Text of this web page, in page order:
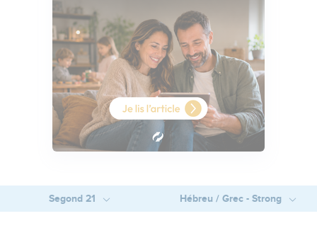
Segond 21 Hébreu / Grec - Strong